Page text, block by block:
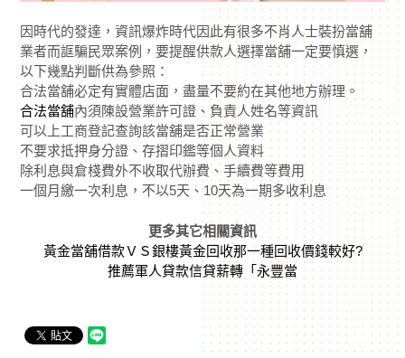
因時代的發達，資訊爆炸時代因此有很多不肖人士裝扮當舖
業者而誆騙民眾案例，要提醒供款人選擇當舖一定要慎選，
以下幾點判斷供為參照：
合法當舖必定有實體店面，盡量不要約在其他地方辦理。
合法當舖內須陳設營業許可證、負責人姓名等資訊
可以上工商登記查詢該當舖是否正常營業
不要求抵押身分證、存摺印鑑等個人資料
除利息與倉棧費外不收取代辦費、手續費等費用
一個月繳一次利息，不以5天、10天為一期多收利息
更多其它相關資訊
黃金當舖借款ＶＳ銀樓黃金回收那一種回收價錢較好?
推薦軍人貸款信貸薪轉「永豐當